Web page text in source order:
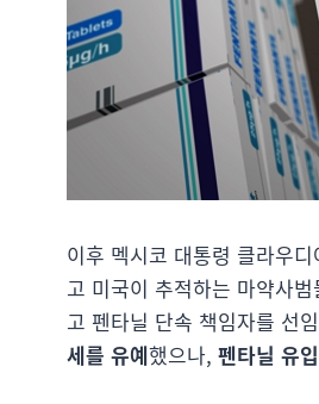
이후 멕시코 대통령 클라우
고 미국이 추적하는 마약사
고 펜타닐 단속 책임자를 선
세를 유예했으나, 펜타닐 유